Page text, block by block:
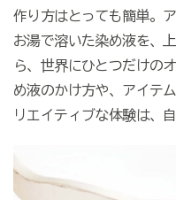
作り方はとっても簡単。
お湯で溶いた染め液を、
ら、世界にひとつだけの
め液のかけ方や、アイテ
リエイティブな体験は、